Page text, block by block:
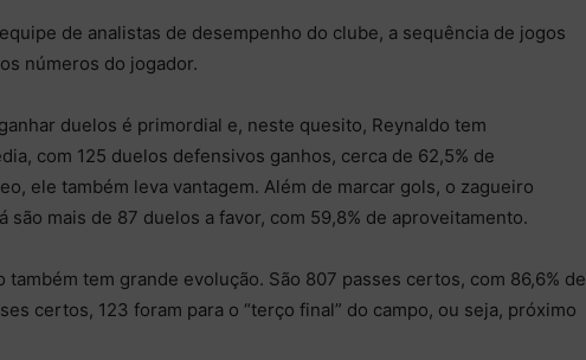
de analistas de desempenho do clube, a sequência de jogos
números do jogador.
duelos é primordial e, neste quesito, Reynaldo tem
com 125 duelos defensivos ganhos, cerca de 62,5% de
ele também leva vantagem. Além de marcar gols, o zagueiro
são mais de 87 duelos a favor, com 59,8% de aproveitamento.
também tem grande evolução. São 807 passes certos, com 86,6% de
certos, 123 foram para o “terço final” do campo, ou seja, próximo